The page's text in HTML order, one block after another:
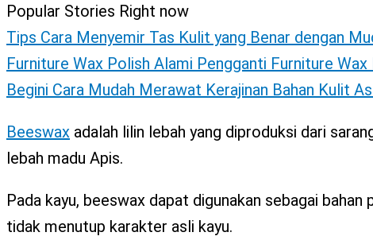
Popular Stories Right now
Tips Cara Menyemir Tas Kulit yang Benar dengan
Furniture Wax Polish Alami Pengganti Furniture
Begini Cara Mudah Merawat Kerajinan Bahan Kulit
Beeswax adalah lilin lebah yang diproduksi dari
lebah madu Apis.
Pada kayu, beeswax dapat digunakan sebagai
tidak menutup karakter asli kayu.